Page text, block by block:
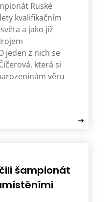
Ruské
kvalifikačním
a jako již
jeden z nich se
která si
věru
šampionát